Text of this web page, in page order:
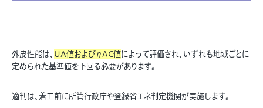
外皮性能は、 UA値およびηAC値によって評価され、いずれも地域ごとに
定められた基準値を下回る必要があります。
適判は、着工前に所管行政庁や登録省エネ判定機関が実施します。